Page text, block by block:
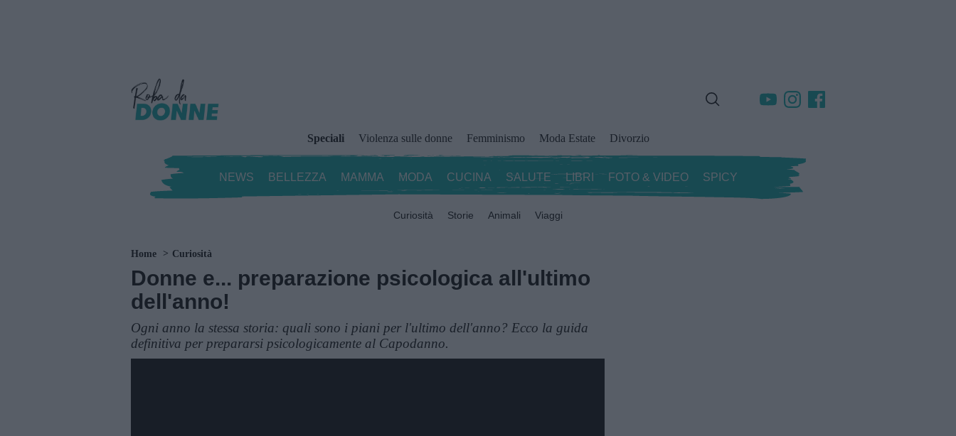
Speciali Violenza sulle donne Femminismo Moda Estate Divorzio
NEWS BELLEZZA MAMMA MODA CUCINA SALUTE LIBRI FOTO & VIDEO SPICY
Curiosità Storie Animali Viaggi
Home Curiosità
Donne e... preparazione psicologica all'ultimo
dell'anno!
Ogni anno la stessa storia: quali sono i piani per l'ultimo dell'anno? Ecco la guida
definitiva per prepararsi psicologicamente al Capodanno.